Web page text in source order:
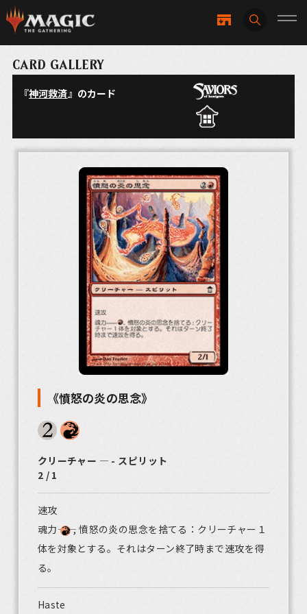
CARD GALLERY
『神河救済』のカード
《憤怒の炎の思念》
クリーチャー ― - スピリット
2 / 1
速攻
魂力――
, 憤怒の炎の思念を捨てる：クリーチャー１
体を対象とする。それはターン終了時まで速攻を得
る。
Haste